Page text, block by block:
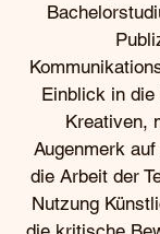
Einblick in
Kreativen,
Augenmerk
die Arbeit der
Nutzung